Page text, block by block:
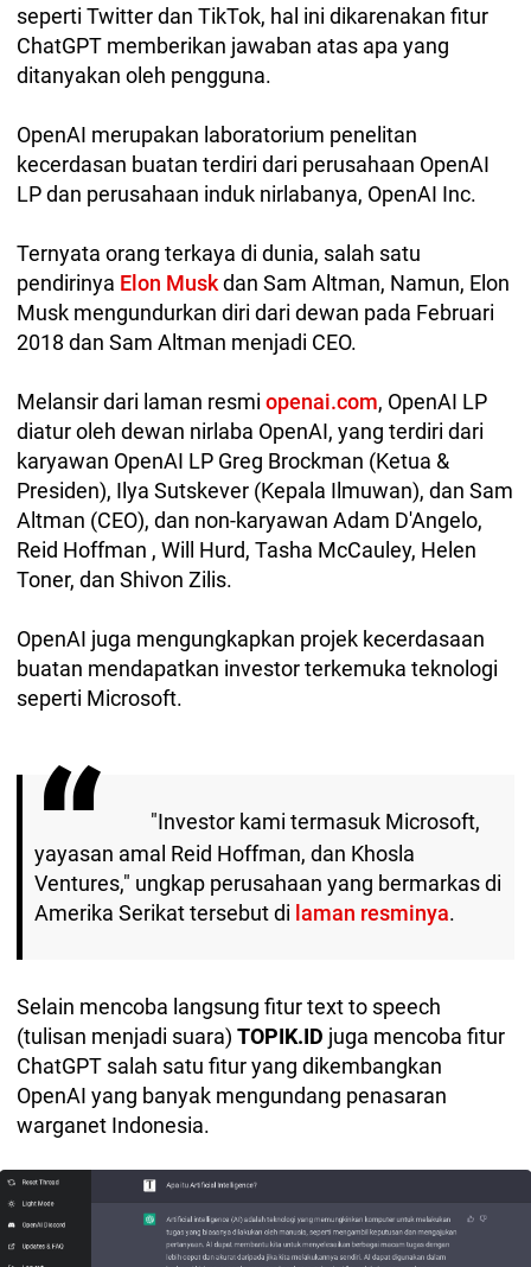
seperti Twitter dan TikTok, hal ini dikarenakan fitur
ChatGPT memberikan jawaban atas apa yang
ditanyakan oleh pengguna.
OpenAI merupakan laboratorium penelitan
kecerdasan buatan terdiri dari perusahaan OpenAI
LP dan perusahaan induk nirlabanya, OpenAI Inc.
Ternyata orang terkaya di dunia, salah satu
pendirinya Elon Muskdan Sam Altman, Namun, Elon
Musk mengundurkan diri dari dewan pada Februari
2018 dan Sam Altman menjadi CEO.
Melansir dari laman resmi openai.com, OpenAI LP
diatur oleh dewan nirlaba OpenAI, yang terdiri dari
karyawan OpenAI LP Greg Brockman (Ketua &
Presiden), Ilya Sutskever (Kepala Ilmuwan), dan Sam
Altman (CEO), dan non-karyawan Adam D'Angelo,
Reid Hoffman , Will Hurd, Tasha McCauley, Helen
Toner, dan Shivon Zilis.
OpenAI juga mengungkapkan projek kecerdasaan
buatan mendapatkan investor terkemuka teknologi
seperti Microsoft.
"Investor kami termasuk Microsoft,
yayasan amal Reid Hoffman, dan Khosla
Ventures," ungkap perusahaan yang bermarkas di
Amerika Serikat tersebut di laman resminya.
Selain mencoba langsung fitur text to speech
(tulisan menjadi suara) TOPIK.ID juga mencoba fitur
ChatGPT salah satu fitur yang dikembangkan
OpenAI yang banyak mengundang penasaran
warganet Indonesia.